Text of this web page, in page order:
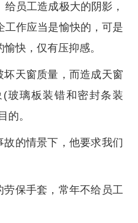
员工造成极大的阴影，
工作应当是愉快的，可是
快，仅有压抑感。
坏天窗质量，而造成天窗
玻璃板装错和密封条装
的。
的情景下，他要求我们
保手套，常年不给员工